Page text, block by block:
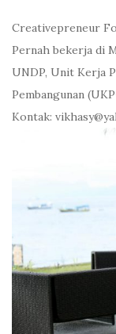
Creativepreneur
Pernah bekerja di
UNDP, Unit Kerja
Pembangunan
Kontak: